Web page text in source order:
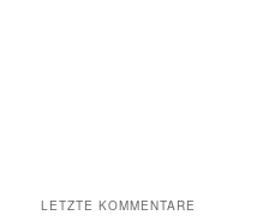
LETZTE KOMMENTARE